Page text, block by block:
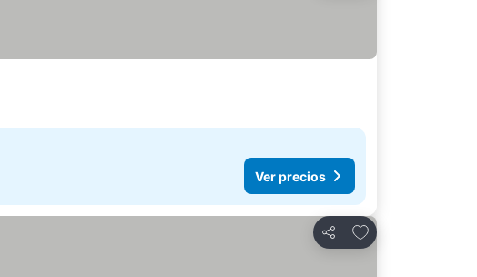
Ver precios
Compartir
Agregar a favoritos